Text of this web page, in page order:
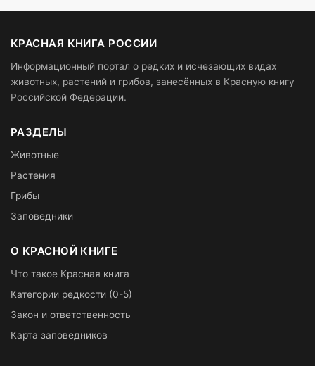
КРАСНАЯ КНИГА РОССИИ
Информационный портал о редких и исчезающих видах
животных, растений и грибов, занесённых в Красную книгу
Российской Федерации.
РАЗДЕЛЫ
Животные
Растения
Грибы
Заповедники
О КРАСНОЙ КНИГЕ
Что такое Красная книга
Категории редкости (0-5)
Закон и ответственность
Карта заповедников